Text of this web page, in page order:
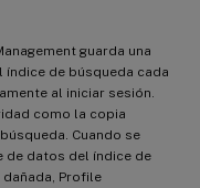
guarda una
de búsqueda cada
al iniciar sesión.
como la copia
Cuando se
de datos del índice de
Profile